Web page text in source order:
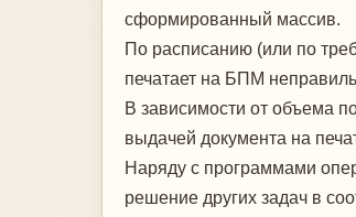
сформированный массив.
По расписанию (или по
печатает на БПМ
В зависимости от объема
выдачей документа на
Наряду с программами
решение других задач в